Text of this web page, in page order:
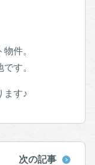
件。
す。
ます♪
次の記事